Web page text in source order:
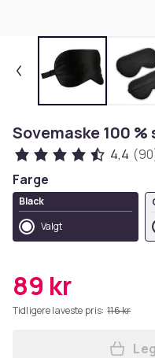
Sovemaske 100 %
4,4
Farge
Black
Valgt
89 kr
Tidligere laveste pris: 116 kr